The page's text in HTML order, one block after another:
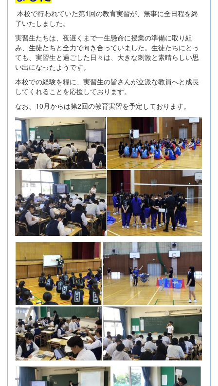
本校で行われていた第1回の教育実習が、無事に全日程を終
了いたしました。
実習生たちは、夜遅くまで一生懸命に授業の準備に取り組
み、生徒たちと全力で向き合っていました。生徒たちにとっ
ても、実習生と過ごした日々は、大きな刺激と素晴らしい思
い出になったようです。
本校での経験を糧に、実習生の皆さんが立派な教員へと成長
してくれることを応援しております。
なお、10月からは第2回の教育実習を予定しております。